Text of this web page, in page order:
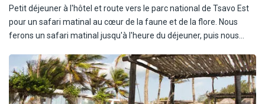
Petit déjeuner à l'hôtel et route vers le parc national de Tsavo Est
pour un safari matinal au cœur de la faune et de la flore. Nous
ferons un safari matinal jusqu'à l'heure du déjeuner, puis nous
vous donnera un aperçu de l'hébergement dans les parcs au cas
où vous reviendriez plus tard pour un safari plus long.Le parc
national de Tsavo Est, avec ses horizons infinis et ses prairies